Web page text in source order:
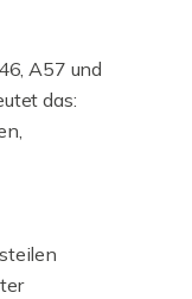
A57 und
das: